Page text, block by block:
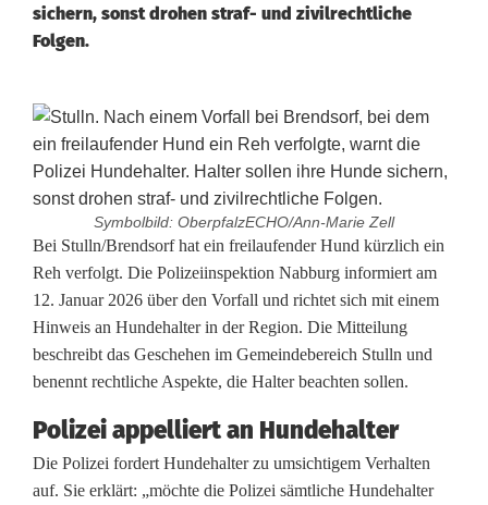
sichern, sonst drohen straf- und zivilrechtliche
Folgen.
Symbolbild: OberpfalzECHO/Ann-Marie Zell
W
a
r
n
u
n
g
Bei Stulln/Brendsorf hat ein freilaufender Hund kürzlich ein
Reh verfolgt. Die Polizeiinspektion Nabburg informiert am
12. Januar 2026 über den Vorfall und richtet sich mit einem
Hinweis an Hundehalter in der Region. Die Mitteilung
beschreibt das Geschehen im Gemeindebereich Stulln und
benennt rechtliche Aspekte, die Halter beachten sollen.
Polizei appelliert an Hundehalter
Die Polizei fordert Hundehalter zu umsichtigem Verhalten
auf. Sie erklärt: „möchte die Polizei sämtliche Hundehalter